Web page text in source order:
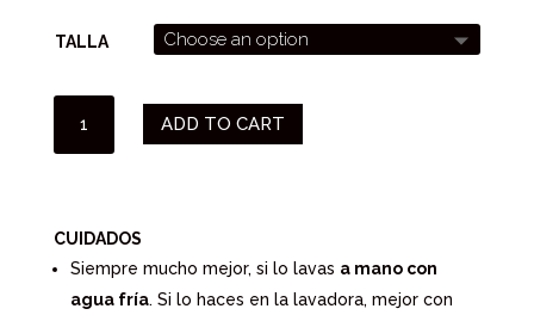
TALLA
QUANTITY
ADD TO CART
CUIDADOS
Siempre mucho mejor, si lo lavas a mano con
agua fría. Si lo haces en la lavadora, mejor con